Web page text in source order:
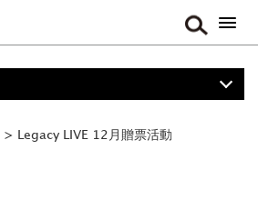
> Legacy LIVE 12月贈票活動